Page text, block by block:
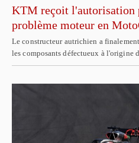
KTM reçoit l'autorisation
problème moteur en
Le constructeur autrichien a
les composants défectueux à l'origine